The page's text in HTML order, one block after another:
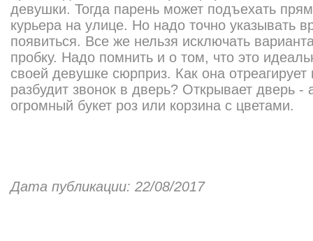
девушки. Тогда парень может подъехать
курьера на улице. Но надо точно указывать
появиться. Все же нельзя исключать
пробку. Надо помнить и о том, что это
своей девушке сюрприз. Как она отреагирует
разбудит звонок в дверь? Открывает дверь
огромный букет роз или корзина с цветами.
Дата публикации: 22/08/2017